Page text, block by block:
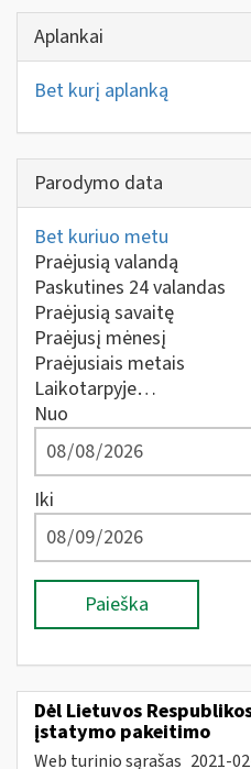
Aplankai
Bet kurį aplanką
Parodymo data
Bet kuriuo metu
Praėjusią valandą
Paskutines 24 valandas
Praėjusią savaitę
Praėjusį mėnesį
Praėjusiais metais
Laikotarpyje…
Nuo
Iki
Paieška
Dėl Lietuvos
įstatymo pakeitimo
Web turinio sąrašas 2021-